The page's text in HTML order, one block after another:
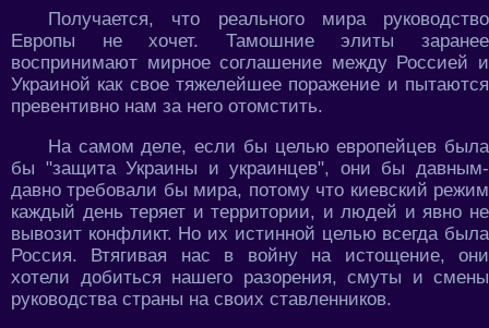
Получается, что реального мира руководство
Европы не хочет. Тамошние элиты заранее
воспринимают мирное соглашение между Россией и
Украиной как свое тяжелейшее поражение и пытаются
превентивно нам за него отомстить.
На самом деле, если бы целью европейцев была
бы "защита Украины и украинцев", они бы давным-
давно требовали бы мира, потому что киевский режим
каждый день теряет и территории, и людей и явно не
вывозит конфликт. Но их истинной целью всегда была
Россия. Втягивая нас в войну на истощение, они
хотели добиться нашего разорения, смуты и смены
руководства страны на своих ставленников.